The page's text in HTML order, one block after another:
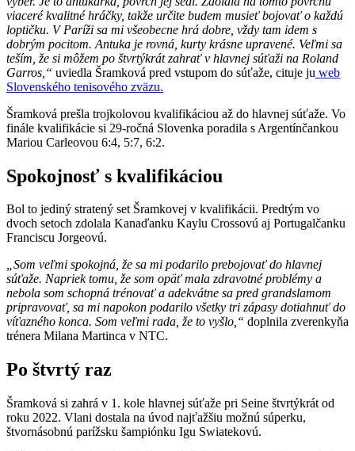
viaceré kvalitné hráčky, takže určite budem musieť bojovať o každú
loptičku. V Paríži sa mi všeobecne hrá dobre, vždy tam idem s
dobrým pocitom. Antuka je rovná, kurty krásne upravené. Veľmi sa
teším, že si môžem po štvrtýkrát zahrať v hlavnej súťaži na Roland
Garros,“ uviedla Šramková pred vstupom do súťaže, cituje ju web
Slovenského tenisového zväzu.
Šramková prešla trojkolovou kvalifikáciou až do hlavnej súťaže. Vo
finále kvalifikácie si 29-ročná Slovenka poradila s Argentínčankou
Mariou Carleovou 6:4, 5:7, 6:2.
Spokojnosť s kvalifikáciou
Bol to jediný stratený set Šramkovej v kvalifikácii. Predtým vo
dvoch setoch zdolala Kanaďanku Kaylu Crossovú aj Portugalčanku
Franciscu Jorgeovú.
„Som veľmi spokojná, že sa mi podarilo prebojovať do hlavnej
súťaže. Napriek tomu, že som opäť mala zdravotné problémy a
nebola som schopná trénovať a adekvátne sa pred grandslamom
pripravovať, sa mi napokon podarilo všetky tri zápasy dotiahnuť do
víťazného konca. Som veľmi rada, že to vyšlo,“ doplnila zverenkyňa
trénera Milana Martinca v NTC.
Po štvrtý raz
Šramková si zahrá v 1. kole hlavnej súťaže pri Seine štvrtýkrát od
roku 2022. Vlani dostala na úvod najťažšiu možnú súperku,
štvornásobnú parížsku šampiónku Igu Swiatekovú.